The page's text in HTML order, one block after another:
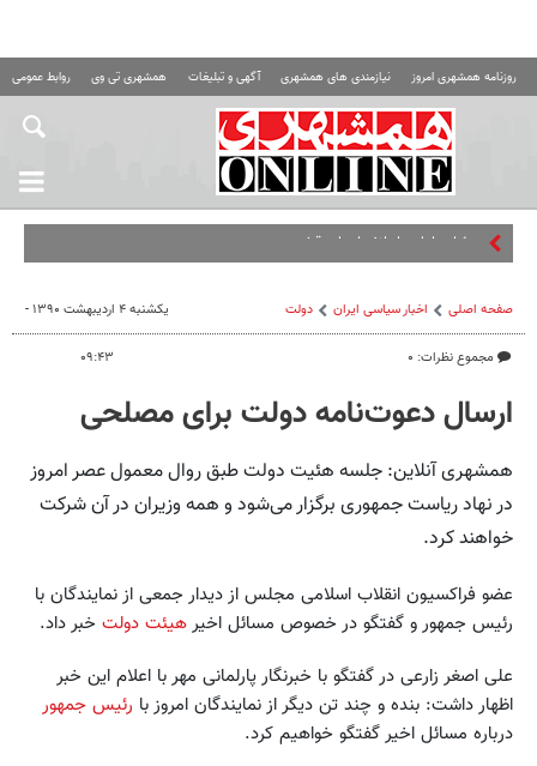
روزنامه همشهری امروز نیازمندی های همشهری آگهی و تبلیغات همشهری تی وی روابط عمومی
صفحه اصلی اخبار سیاسی ایران دولت
مجموع نظرات: ۰
یکشنبه ۴ اردیبهشت ۱۳۹۰ -
۰۹:۴۳
ارسال دعوت‌نامه دولت برای مصلحی
همشهری آنلاین: جلسه هئیت دولت طبق روال معمول عصر امروز
در نهاد ریاست جمهوری برگزار می‌شود و همه وزیران در آن شرکت
خواهند کرد.
عضو فراکسیون انقلاب اسلامی مجلس از دیدار جمعی از نمایندگان با
رئیس جمهور و گفتگو در خصوص مسائل اخیرهیئت دولت خبر داد.
علی اصغر زارعی در گفتگو با خبرنگار پارلمانی مهر با اعلام این خبر
اظهار داشت: بنده و چند تن دیگر از نمایندگان امروز با رئیس جمهور
درباره مسائل اخیر گفتگو خواهیم کرد.